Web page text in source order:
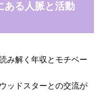
ある人脈と活動
み解く年収とモチベー
ッドスターとの交流が